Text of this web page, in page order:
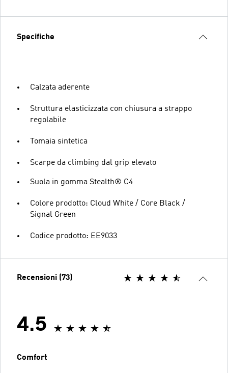
Specifiche
Calzata aderente
Struttura elasticizzata con chiusura a strappo
regolabile
Tomaia sintetica
Scarpe da climbing dal grip elevato
Suola in gomma Stealth® C4
Colore prodotto: Cloud White / Core Black /
Signal Green
Codice prodotto: EE9033
Recensioni (73)
4.5
Comfort